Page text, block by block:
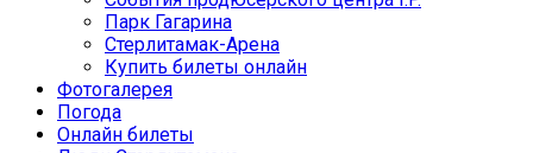
Парк Гагарина
Стерлитамак-Арена
Купить билеты онлайн
Фотогалерея
Погода
Онлайн билеты